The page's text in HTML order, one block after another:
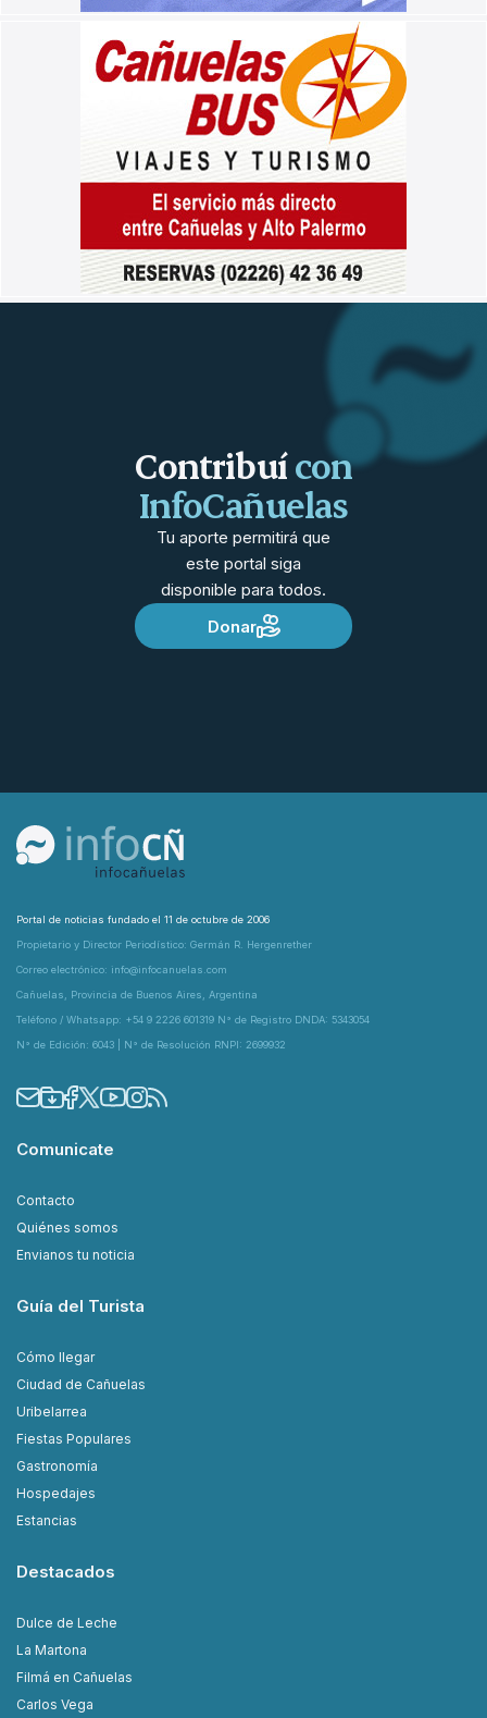
Contribuícon
InfoCañuelas
Tu aporte permitirá que
este portal siga
disponible para todos.
Donar
Portal de noticias fundado el 11 de octubre de 2006
Propietario y Director Periodístico: Germán R. Hergenrether
Correo electrónico: info@infocanuelas.com
Cañuelas, Provincia de Buenos Aires, Argentina
Teléfono / Whatsapp: +54 9 2226 601319 N° de Registro DNDA: 5343054
N° de Edición: 6043 | N° de Resolución RNPI: 2699932
Comunicate
Contacto
Quiénes somos
Envianos tu noticia
Guía del Turista
Cómo llegar
Ciudad de Cañuelas
Uribelarrea
Fiestas Populares
Gastronomía
Hospedajes
Estancias
Destacados
Dulce de Leche
La Martona
Filmá en Cañuelas
Carlos Vega